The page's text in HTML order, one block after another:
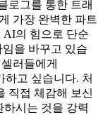
로그를 통한 트래
가장 완벽한 파트
AI의 힘으로 단순
을 바꾸고 있습
러들에게
하고 싶습니다. 처
직접 체감해 보신
시는 것을 강력